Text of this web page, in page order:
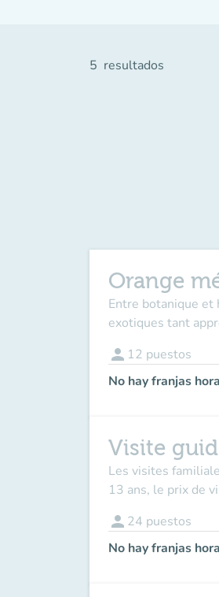
5 resultados
Orange
Entre botanique et
exotiques tant
person 12 puestos
No hay franjas
Visite
Les visites
13 ans, le prix de
person 24 puestos
No hay franjas